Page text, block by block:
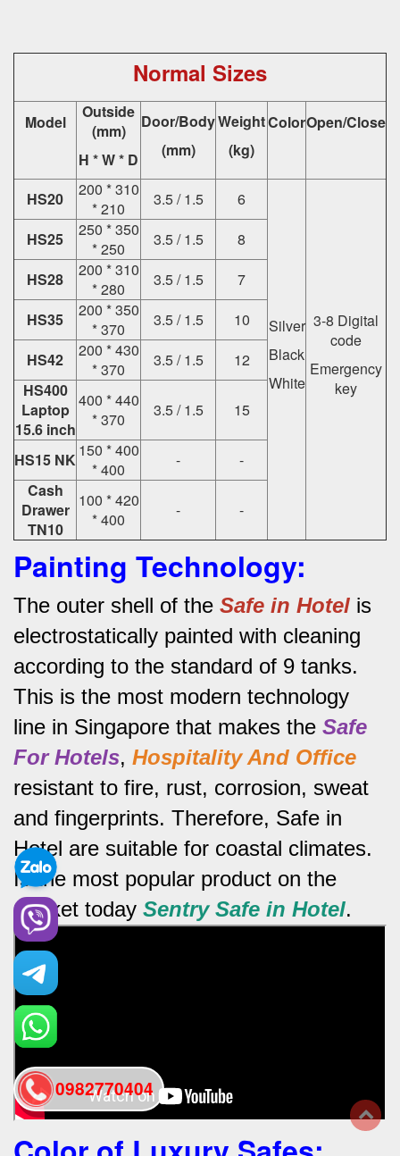
Normal Sizes
Model
Outside
(mm)
H * W * D
Door/Body
(mm)
Weight
(kg)
ColorOpen/Close
HS20
200 * 310
* 210
3.5 / 1.5 6
Silver
Black
White
3-8 Digital
code
Emergency
key
HS25
250 * 350
* 250
3.5 / 1.5
8
HS28
200 * 310
* 280
3.5 / 1.5
7
HS35
200 * 350
* 370
3.5 / 1.5
10
HS42
200 * 430
* 370
3.5 / 1.5
12
HS400
Laptop
15.6 inch
400 * 440
* 370
3.5 / 1.5 15
HS15 NK 150 * 400
* 400
-
-
Cash
Drawer
TN10
100 * 420
* 400
- -
Painting Technology:
The outer shell of the Safe in Hotel is
electrostatically painted with cleaning
according to the standard of 9 tanks.
This is the most modern technology
line in Singapore that makes the Safe
For Hotels, Hospitality And Office
resistant to fire, rust, corrosion, sweat
and fingerprints. Therefore, Safe in
Hotel are suitable for coastal climates.
Is the most popular product on the
market today Sentry Safe in Hotel.
0982770404